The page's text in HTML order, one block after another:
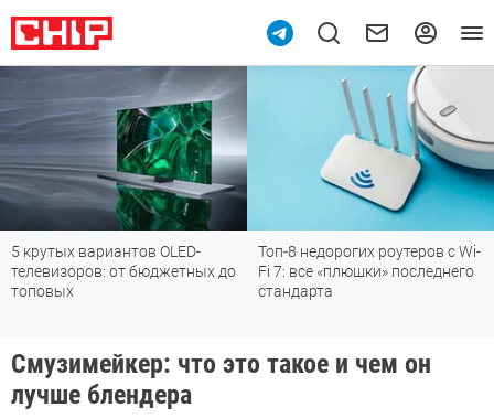
5 крутых вариантов OLED-
телевизоров: от бюджетных до
топовых
Топ-8 недорогих роутеров с Wi-
Fi 7: все «плюшки» последнего
стандарта
Смузимейкер: что это такое и чем он
лучше блендера